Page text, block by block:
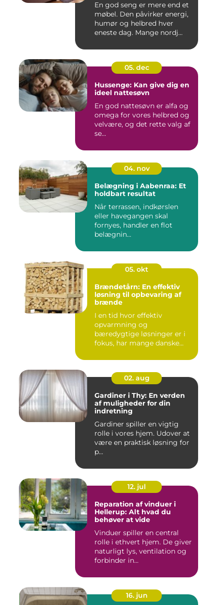
En god seng er mere end et
møbel. Den påvirker energi,
humør og helbred hver
eneste dag. Mange nordj...
05. dec
Hussenge: Kan give dig en
ideel nattesøvn
En god nattesøvn er alfa og
omega for vores helbred og
velvære, og det rette valg af
se...
04. nov
Belægning i Aabenraa: Et
holdbart resultat
Når terrassen, indkørslen
eller havegangen skal
fornyes, handler en flot
belægnin...
05. okt
Brændetårn: En effektiv
løsning til opbevaring af
brænde
I en tid hvor effektiv
opvarmning og
bæredygtige løsninger er i
fokus, har mange danske...
02. aug
Gardiner i Thy: En verden
af muligheder for din
indretning
Gardiner spiller en vigtig
rolle i vores hjem. Udover at
være en praktisk løsning for
p...
12. jul
Reparation af vinduer i
Hellerup: Alt hvad du
behøver at vide
Vinduer spiller en central
rolle i ethvert hjem. De giver
naturligt lys, ventilation og
forbinder in...
16. jun